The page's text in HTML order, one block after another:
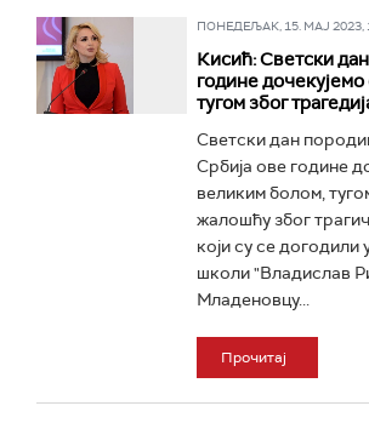
ПОНЕДЕЉАК, 15. МАЈ 2023,
Кисић: Светски
године
тугом због
Светски дан
Србија ове године
великим болом,
жалошћу због
који су се догодили
школи "Владислав
Младеновцу...
Прочитај